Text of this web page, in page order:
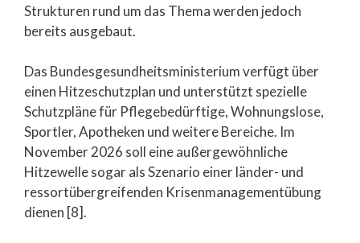
Strukturen rund um das Thema werden jedoch
bereits ausgebaut.
Das Bundesgesundheitsministerium verfügt über
einen Hitzeschutzplan und unterstützt spezielle
Schutzpläne für Pflegebedürftige, Wohnungslose,
Sportler, Apotheken und weitere Bereiche. Im
November 2026 soll eine außergewöhnliche
Hitzewelle sogar als Szenario einer länder- und
ressortübergreifenden Krisenmanagementübung
dienen [8].